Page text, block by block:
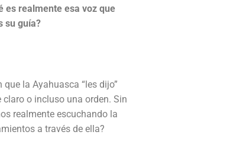
es realmente esa voz que
su guía?
la Ayahuasca “les dijo”
o incluso una orden. Sin
realmente escuchando la
a través de ella?